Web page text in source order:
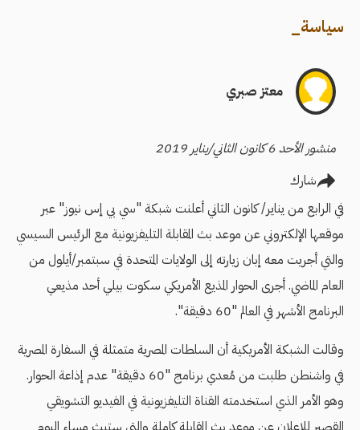
سياسة_
معتز صبري
منشور الأحد 6 كانون الثاني/يناير 2019
شارك
في الرابع من يناير/ كانون الثاني أعلنت شبكة "سي بي إس نيوز" عبر
موقعها الإلكتروني عن موعد بث المقابلة التليفزيونية مع الرئيس السيسي
والتي أجريت معه إبان زيارته إلى الولايات المتحدة في سبتمبر/أيلول من
العام الماضي. أجرى الحوار المذيع اﻷمريكي سكوت بيلي أحد مذيعي
البرنامج الأشهر في العالم "60 دقيقة".
وقالت الشبكة الأمريكية أن السلطات المصرية متمثلة في السفارة المصرية
في واشنطن طلبت من مُعدي برنامج "60 دقيقة" عدم إذاعة الحوار.
وهو الأمر الذي استخدمته القناة التليفزيونية في الفيديو التشويقي